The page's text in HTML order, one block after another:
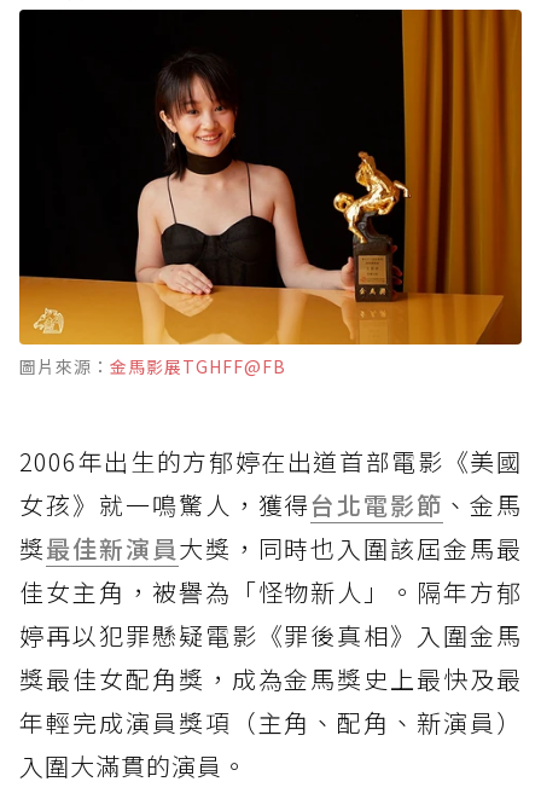
圖片來源： 金馬影展TGHFF@FB
2006年出生的方郁婷在出道首部電影《美國
女孩》就一鳴驚人，獲得台北電影節 、金馬
獎最佳新演員大獎，同時也入圍該屆金馬最
佳女主角，被譽為「怪物新人」。隔年方郁
婷再以犯罪懸疑電影《罪後真相》入圍金馬
獎最佳女配角獎，成為金馬獎史上最快及最
年輕完成演員獎項（主角、配角、新演員）
入圍大滿貫的演員。